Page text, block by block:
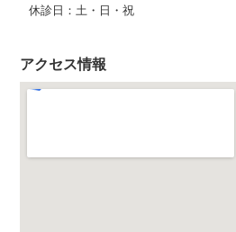
休診日：土・日・祝
アクセス情報